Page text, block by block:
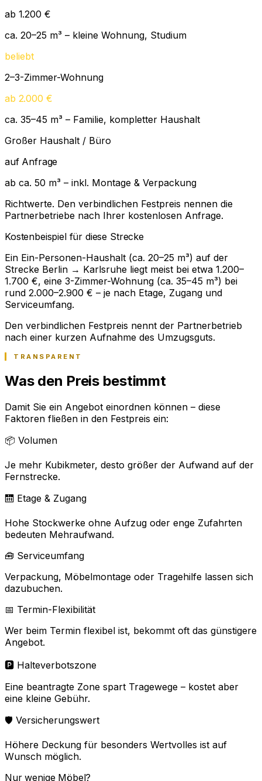
ab 1.200 €
ca. 20–25 m³ – kleine Wohnung, Studium
beliebt
2–3-Zimmer-Wohnung
ab 2.000 €
ca. 35–45 m³ – Familie, kompletter Haushalt
Großer Haushalt / Büro
auf Anfrage
ab ca. 50 m³ – inkl. Montage & Verpackung
Richtwerte. Den verbindlichen Festpreis nennen die
Partnerbetriebe nach Ihrer kostenlosen Anfrage.
Kostenbeispiel für diese Strecke
Ein Ein-Personen-Haushalt (ca. 20–25 m³) auf der
Strecke Berlin → Karlsruhe liegt meist bei etwa 1.200–
1.700 €, eine 3-Zimmer-Wohnung (ca. 35–45 m³) bei
rund 2.000–2.900 € – je nach Etage, Zugang und
Serviceumfang.
Den verbindlichen Festpreis nennt der Partnerbetrieb
nach einer kurzen Aufnahme des Umzugsguts.
TRANSPARENT
Was den Preis bestimmt
Damit Sie ein Angebot einordnen können – diese
Faktoren fließen in den Festpreis ein:
📦 Volumen
Je mehr Kubikmeter, desto größer der Aufwand auf der
Fernstrecke.
🛗 Etage & Zugang
Hohe Stockwerke ohne Aufzug oder enge Zufahrten
bedeuten Mehraufwand.
🧰 Serviceumfang
Verpackung, Möbelmontage oder Tragehilfe lassen sich
dazubuchen.
📅 Termin-Flexibilität
Wer beim Termin flexibel ist, bekommt oft das günstigere
Angebot.
🅿️ Halteverbotszone
Eine beantragte Zone spart Tragewege – kostet aber
eine kleine Gebühr.
🛡️ Versicherungswert
Höhere Deckung für besonders Wertvolles ist auf
Wunsch möglich.
Nur wenige Möbel?